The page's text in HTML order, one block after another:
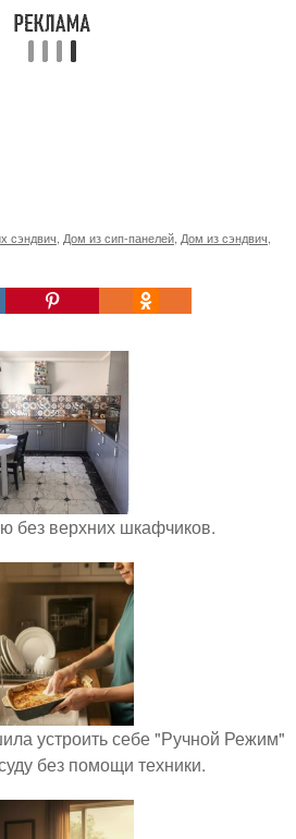
сэндвич Дом из сип-панелей Дом из сэндвич
без верхних шкафчиков.
устроить себе "Ручной Режим"
без помощи техники.